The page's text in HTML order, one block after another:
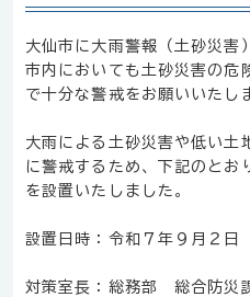
大仙市に大雨警報（土砂災害
市内においても土砂災害の危
で十分な警戒をお願いいたし
大雨による土砂災害や低い土
に警戒するため、下記のとお
を設置いたしました。
設置日時：令和７年９月２日
対策室長：総務部 総合防災